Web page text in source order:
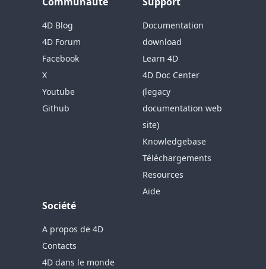
4D Blog
4D Forum
Facebook
X
Youtube
Github
Documentation
download
Learn 4D
4D Doc Center
(legacy
documentation web
site)
Knowledgebase
Téléchargements
Resources
Aide
Société
A propos de 4D
Contacts
4D dans le monde